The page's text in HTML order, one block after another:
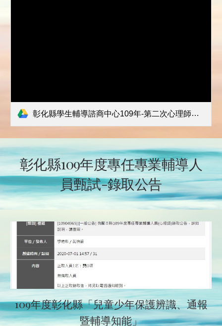
彰化縣學生輔導諮商中心109年-第二次心理師甄試簡章.pdf
彰化縣109年度專任專業輔導人
員甄試-錄取公告
109年度彰化縣「兒童少年保護辨識、通報
暨輔導知能」